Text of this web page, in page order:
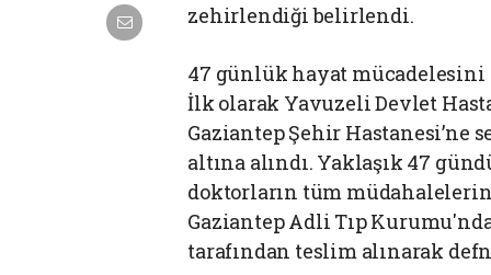
zehirlendiği belirlendi.
47 günlük hayat
İlk olarak Yavuzeli Devlet
Gaziantep Şehir Hastanesi’ne
altına alındı. Yaklaşık 47
doktorların tüm
Gaziantep Adli Tıp
tarafından teslim alınarak